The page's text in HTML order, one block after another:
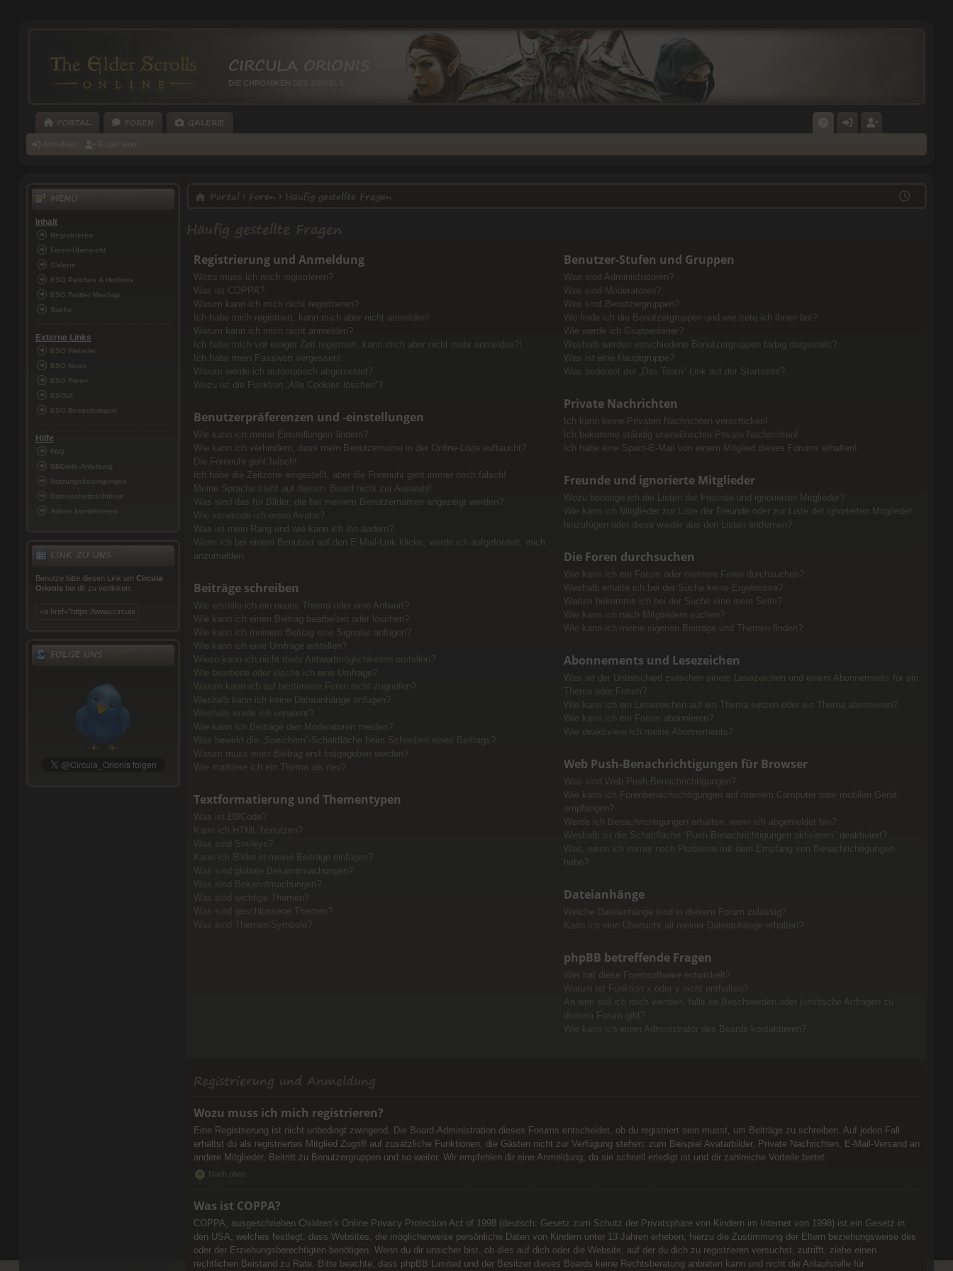
CIRCULA ORIONIS
DIE CHRONIKEN DES ZIRKELS
PORTAL FOREN
GALERIE
Anmelden Registrieren
Portal Foren Häufig gestellte Fragen
Häufig gestellte Fragen
Registrierung und Anmeldung
Wozu muss ich mich registrieren?
Was ist COPPA?
Warum kann ich mich nicht registrieren?
Ich habe mich registriert, kann mich aber nicht anmelden!
Warum kann ich mich nicht anmelden?
Ich habe mich vor einiger Zeit registriert, kann mich aber nicht mehr anmelden?!
Ich habe mein Passwort vergessen!
Warum werde ich automatisch abgemeldet?
Wozu ist die Funktion „Alle Cookies löschen“?
Benutzerpräferenzen und -einstellungen
Wie kann ich meine Einstellungen ändern?
Wie kann ich verhindern, dass mein Benutzername in der Online-Liste auftaucht?
Die Forenuhr geht falsch!
Ich habe die Zeitzone eingestellt, aber die Forenuhr geht immer noch falsch!
Meine Sprache steht auf diesem Board nicht zur Auswahl!
Was sind das für Bilder, die bei meinem Benutzernamen angezeigt werden?
Wie verwende ich einen Avatar?
Was ist mein Rang und wie kann ich ihn ändern?
Wenn ich bei einem Benutzer auf den E-Mail-Link klicke, werde ich aufgefordert, mich
anzumelden.
Beiträge schreiben
Wie erstelle ich ein neues Thema oder eine Antwort?
Wie kann ich einen Beitrag bearbeiten oder löschen?
Wie kann ich meinem Beitrag eine Signatur anfügen?
Wie kann ich eine Umfrage erstellen?
Wieso kann ich nicht mehr Antwortmöglichkeiten erstellen?
Wie bearbeite oder lösche ich eine Umfrage?
Warum kann ich auf bestimmte Foren nicht zugreifen?
Weshalb kann ich keine Dateianhänge anfügen?
Weshalb wurde ich verwarnt?
Wie kann ich Beiträge den Moderatoren melden?
Was bewirkt die „Speichern“-Schaltfläche beim Schreiben eines Beitrags?
Warum muss mein Beitrag erst freigegeben werden?
Wie markiere ich ein Thema als neu?
Textformatierung und Thementypen
Was ist BBCode?
Kann ich HTML benutzen?
Was sind Smileys?
Kann ich Bilder in meine Beiträge einfügen?
Was sind globale Bekanntmachungen?
Was sind Bekanntmachungen?
Was sind wichtige Themen?
Was sind geschlossene Themen?
Was sind Themen-Symbole?
Benutzer-Stufen und Gruppen
Was sind Administratoren?
Was sind Moderatoren?
Was sind Benutzergruppen?
Wo finde ich die Benutzergruppen und wie trete ich ihnen bei?
Wie werde ich Gruppenleiter?
Weshalb werden verschiedene Benutzergruppen farbig dargestellt?
Was ist eine Hauptgruppe?
Was bedeutet der „Das Team“-Link auf der Startseite?
Private Nachrichten
Ich kann keine Privaten Nachrichten verschicken!
Ich bekomme ständig unerwünschte Private Nachrichten!
Ich habe eine Spam-E-Mail von einem Mitglied dieses Forums erhalten!
Freunde und ignorierte Mitglieder
Wozu benötige ich die Listen der Freunde und ignorierten Mitglieder?
Wie kann ich Mitglieder zur Liste der Freunde oder zur Liste der ignorierten Mitglieder
hinzufügen oder diese wieder aus den Listen entfernen?
Die Foren durchsuchen
Wie kann ich ein Forum oder mehrere Foren durchsuchen?
Weshalb erhalte ich bei der Suche keine Ergebnisse?
Warum bekomme ich bei der Suche eine leere Seite?
Wie kann ich nach Mitgliedern suchen?
Wie kann ich meine eigenen Beiträge und Themen finden?
Abonnements und Lesezeichen
Was ist der Unterschied zwischen einem Lesezeichen und einem Abonnements für ein
Thema oder Forum?
Wie kann ich ein Lesezeichen auf ein Thema setzen oder ein Thema abonnieren?
Wie kann ich ein Forum abonnieren?
Wie deaktiviere ich meine Abonnements?
Web Push-Benachrichtigungen für Browser
Was sind Web Push-Benachrichtigungen?
Wie kann ich Forenbenachrichtigungen auf meinem Computer oder mobilen Gerät
empfangen?
Werde ich Benachrichtigungen erhalten, wenn ich abgemeldet bin?
Weshalb ist die Schaltfläche “Push-Benachrichtigungen aktivieren” deaktiviert?
Was, wenn ich immer noch Probleme mit dem Empfang von Benachrichtigungen
habe?
Dateianhänge
Welche Dateianhänge sind in diesem Forum zulässig?
Kann ich eine Übersicht all meiner Dateianhänge erhalten?
phpBB betreffende Fragen
Wer hat diese Forensoftware entwickelt?
Warum ist Funktion x oder y nicht enthalten?
An wen soll ich mich wenden, falls es Beschwerden oder juristische Anfragen zu
diesem Forum gibt?
Wie kann ich einen Administrator des Boards kontaktieren?
Registrierung und Anmeldung
Wozu muss ich mich registrieren?
Eine Registrierung ist nicht unbedingt zwingend. Die Board-Administration dieses Forums entscheidet, ob du registriert sein musst, um Beiträge zu schreiben. Auf jeden Fall
erhältst du als registriertes Mitglied Zugriff auf zusätzliche Funktionen, die Gästen nicht zur Verfügung stehen: zum Beispiel Avatarbilder, Private Nachrichten, E-Mail-Versand an
andere Mitglieder, Beitritt zu Benutzergruppen und so weiter. Wir empfehlen dir eine Anmeldung, da sie schnell erledigt ist und dir zahlreiche Vorteile bietet.
Nach oben
Was ist COPPA?
COPPA, ausgeschrieben Children’s Online Privacy Protection Act of 1998 (deutsch: Gesetz zum Schutz der Privatsphäre von Kindern im Internet von 1998) ist ein Gesetz in
den USA, welches festlegt, dass Websites, die möglicherweise persönliche Daten von Kindern unter 13 Jahren erheben, hierzu die Zustimmung der Eltern beziehungsweise des
oder der Erziehungsberechtigten benötigen. Wenn du dir unsicher bist, ob dies auf dich oder die Website, auf der du dich zu registrieren versuchst, zutrifft, ziehe einen
rechtlichen Beistand zu Rate. Bitte beachte, dass phpBB Limited und der Besitzer dieses Boards keine Rechtsberatung anbieten kann und nicht die Anlaufstelle für
MENÜ
Inhalt
Registrieren
Foren-Übersicht
Galerie
ESO Patches & Hotfixes
ESO Twitter Mashup
Suche
Externe Links
ESO Website
ESO News
ESO Foren
ESOUI
ESO Bestrebungen
Hilfe
FAQ
BBCode-Anleitung
Nutzungsbedingungen
Datenschutzrichtlinie
Admin kontaktieren
LINK ZU UNS
Benutze bitte diesen Link um Circula
Orionisbei dir zu verlinken:
FOLGE UNS